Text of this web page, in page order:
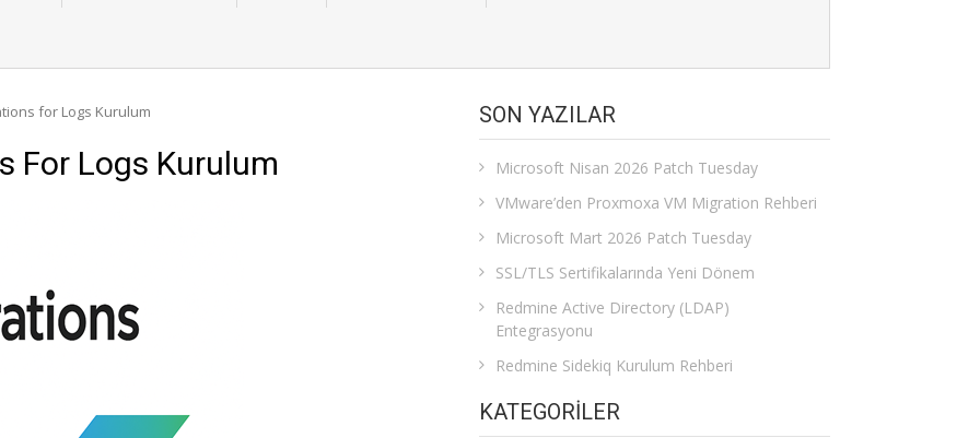
for Logs Kurulum
For Logs Kurulum
SON YAZILAR
Microsoft Nisan 2026 Patch Tuesday
VMware’den Proxmoxa VM Migration Rehberi
Microsoft Mart 2026 Patch Tuesday
SSL/TLS Sertifikalarında Yeni Dönem
Redmine Active Directory (LDAP)
Entegrasyonu
Redmine Sidekiq Kurulum Rehberi
KATEGORILER